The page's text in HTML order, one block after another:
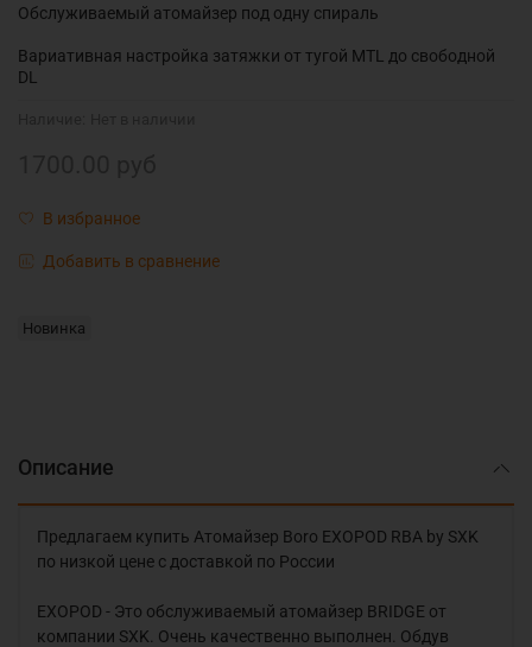
Новинка
В избранное
Добавить в сравнение
Обслуживаемый атомайзер под одну спираль
Вариативная настройка затяжки от тугой MTL до свободной
DL
Описание
Предлагаем купить Атомайзер Boro EXOPOD RBA by SXK
по низкой цене с доставкой по России
EXOPOD - Это обслуживаемый атомайзер BRIDGE от
компании SXK. Очень качественно выполнен. Обдув